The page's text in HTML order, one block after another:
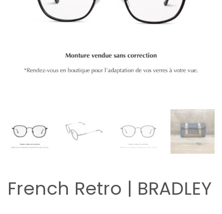
French Retro | BRADLEY